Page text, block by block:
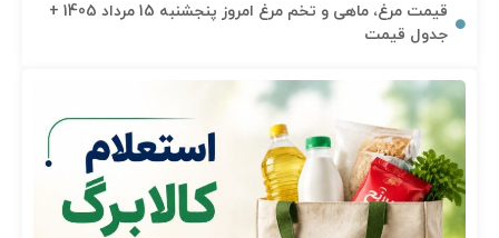
قیمت مرغ، ماهی و تخم مرغ امروز پنجشنبه 15 مرداد 1405 +
جدول قیمت